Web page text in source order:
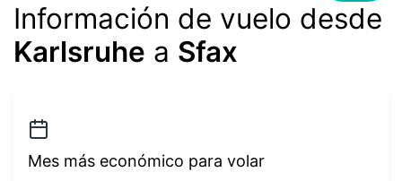
Información de vuelo desde
Karlsruhe a Sfax
Mes más económico para volar